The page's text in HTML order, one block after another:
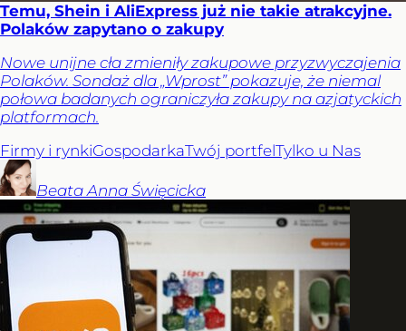
Temu, Shein i AliExpress już nie takie atrakcyjne.
Polaków zapytano o zakupy
Nowe unijne cła zmieniły zakupowe przyzwyczajenia
Polaków. Sondaż dla „Wprost” pokazuje, że niemal
połowa badanych ograniczyła zakupy na azjatyckich
platformach.
Firmy i rynkiGospodarkaTwój portfelTylko u Nas
Beata Anna Święcicka